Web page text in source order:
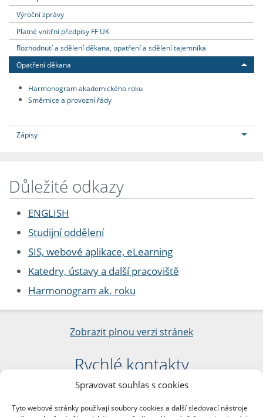
Spravovat souhlas s cookies
Tyto webové stránky používají soubory cookies a další sledovací nástroje
Výroční zprávy
Platné vnitřní předpisy FF UK
Rozhodnutí a sdělení děkana, opatření a sdělení tajemníka
Opatření děkana
Harmonogram akademického roku
Směrnice a provozní řády
Zápisy
Důležité odkazy
ENGLISH
Studijní oddělení
SIS, webové aplikace, eLearning
Katedry, ústavy a další pracoviště
Harmonogram ak. roku
Zobrazit plnou verzi stránek
Rychlé kontakty
Filozofická fakulta
nám. Jana Palacha 1/2